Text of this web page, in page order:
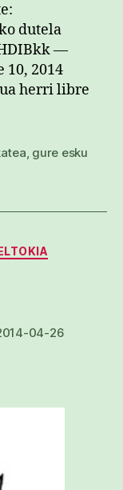
dutela
—
2014
herri libre
, gure esku
04-26